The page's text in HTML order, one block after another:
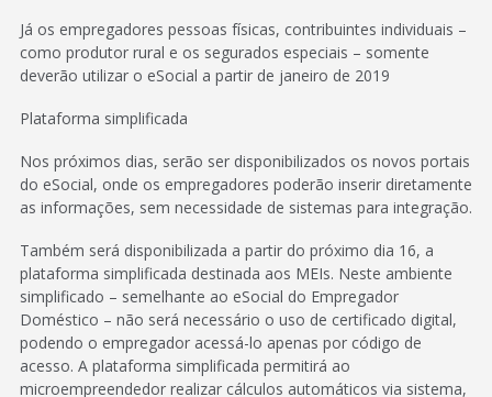
Já os empregadores pessoas físicas, contribuintes individuais –
como produtor rural e os segurados especiais – somente
deverão utilizar o eSocial a partir de janeiro de 2019
Plataforma simplificada
Nos próximos dias, serão ser disponibilizados os novos portais
do eSocial, onde os empregadores poderão inserir diretamente
as informações, sem necessidade de sistemas para integração.
Também será disponibilizada a partir do próximo dia 16, a
plataforma simplificada destinada aos MEIs. Neste ambiente
simplificado – semelhante ao eSocial do Empregador
Doméstico – não será necessário o uso de certificado digital,
podendo o empregador acessá-lo apenas por código de
acesso. A plataforma simplificada permitirá ao
microempreendedor realizar cálculos automáticos via sistema,